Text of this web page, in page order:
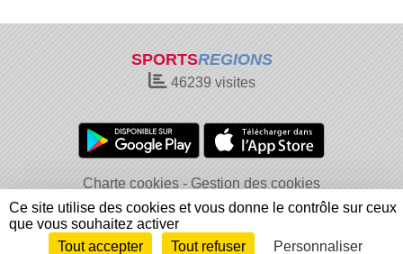
SPORTSREGIONS
46239 visites
Charte cookies
Gestion des cookies
Informations légales
Signaler un contenu inapproprié
Envie de participer ? Connexion
Ce site utilise des cookies et vous donne le contrôle sur ceux
que vous souhaitez activer
Tout accepter
Tout refuser Personnaliser